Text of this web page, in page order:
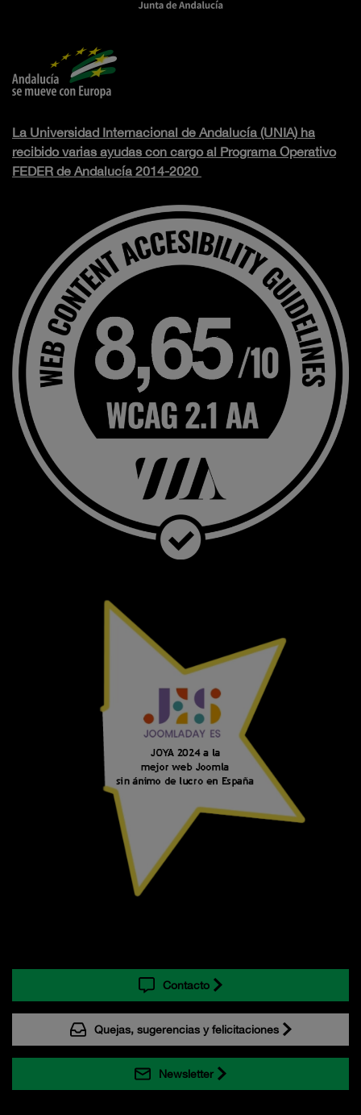
La Universidad Internacional de Andalucía (UNIA) ha
recibido varias ayudas con cargo al Programa Operativo
FEDER de Andalucía 2014-2020
Contacto
Quejas, sugerencias y felicitaciones
Newsletter